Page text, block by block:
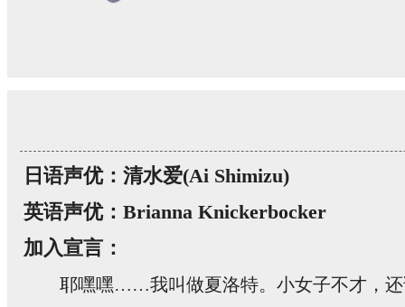
日语声优：清水爱(Ai Shimizu)
英语声优：Brianna Knickerbocker
加入宣言：
耶嘿嘿……我叫做夏洛特。小女子不才，